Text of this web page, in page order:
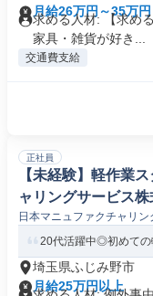
月給26万円～35万円
求める人材: 【求め
家具・雑貨が好き...
交通費支給
正社員
【未経験】軽作業
ャリングサービス
日本マニュファクチャリ
20代活躍中◎初めての
埼玉県ふじみ野市
月給25万円以上